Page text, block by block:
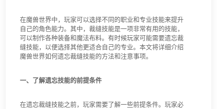
在魔兽世界中，玩家可以选择不同的职业和专业技能来提升
自己的角色能力。其中，裁缝技能是一项非常有用的技能，
可以制作各种装备和魔法布料。有时候玩家可能需要遗忘裁
缝技能，以便选择其他更适合自己的专业。本文将详细介绍
魔兽世界如何遗忘裁缝技能的方法和注意事项。
一、了解遗忘技能的前提条件
在遗忘裁缝技能之前，玩家需要了解一些前提条件。玩家必